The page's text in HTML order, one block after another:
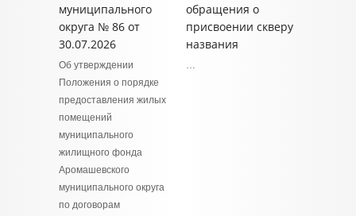
муниципального
округа № 86 от
30.07.2026
Об утверждении
Положения о порядке
предоставления жилых
помещений
муниципального
жилищного фонда
Аромашевского
муниципального округа
по договорам
обращения о
присвоении скверу
названия
…